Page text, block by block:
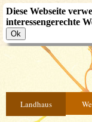
Diese Webseite
interessengerechte
Landhaus